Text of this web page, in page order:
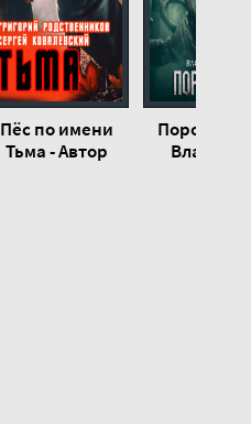
Пёс по имени
Тьма - Автор